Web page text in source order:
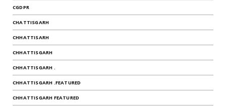
CGDPR
CHATTISGARH
CHHATTISARH
CHHATTISGARH
CHHATTISGARH .
CHHATTISGARH .FEATURED
CHHATTISGARH FEATURED